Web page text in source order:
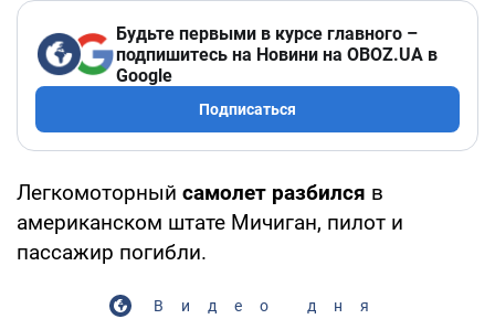
Будьте первыми в курсе главного –
подпишитесь на Новини на OBOZ.UA в
Google
Подписаться
Легкомоторный самолет разбился в
американском штате Мичиган, пилот и
пассажир погибли.
Видео дня